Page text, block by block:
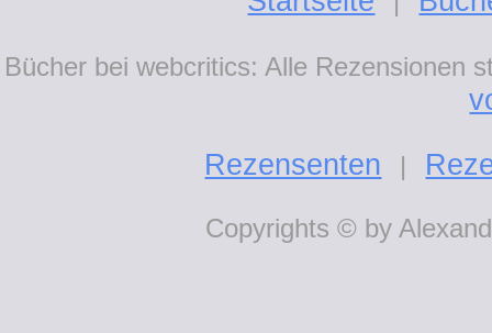
Bücher bei webcritics: Alle Rezensionen
Rezensenten
|
Copyrights © by